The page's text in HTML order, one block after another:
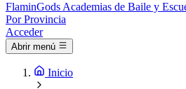
FlaminGods Academias de Baile y
Por Provincia
Acceder
Abrir menú
Inicio